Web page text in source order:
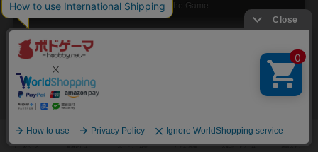
Escape Room: The Game
1～5人
「謎解き」に、「時限装置」が付いた究極の脱出ゲーム！
す。 60分の制限時間内に、謎を解いて脱出するというシナリオが3本